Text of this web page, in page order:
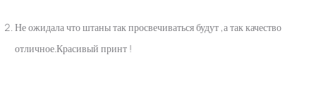
Не ожидала что штаны так просвечиваться будут ,а так качество
отличное.Красивый принт !